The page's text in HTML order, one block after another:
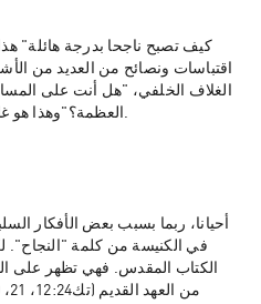
اقتباسات ونصائح من العديد من
الغلاف الخلفي، "هل أنت على
العظمة؟"وهذا هو غالبا جدا مفهوم النجاح في مجتمعنا.
أحيانا، ربما بسبب بعض الأفكار
في الكنيسة من كلمة "النجاح".
الكتاب المقدس. فهي تظهر على